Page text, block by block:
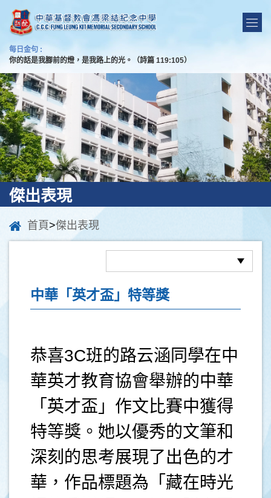
每日金句 :
你的話是我腳前的燈，是我路上的光。（詩篇 119:105）
傑出表現
首頁>傑出表現
中華「英才盃」特等獎
恭喜3C班的路云涵同學在中
華英才教育協會舉辦的中華
「英才盃」作文比賽中獲得
特等獎。她以優秀的文筆和
深刻的思考展現了出色的才
華，作品標題為「藏在時光